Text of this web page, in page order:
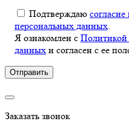
Подтверждаю
персональных данных.
Я ознакомлен с Политикой
данных и согласен с ее
Заказать звонок